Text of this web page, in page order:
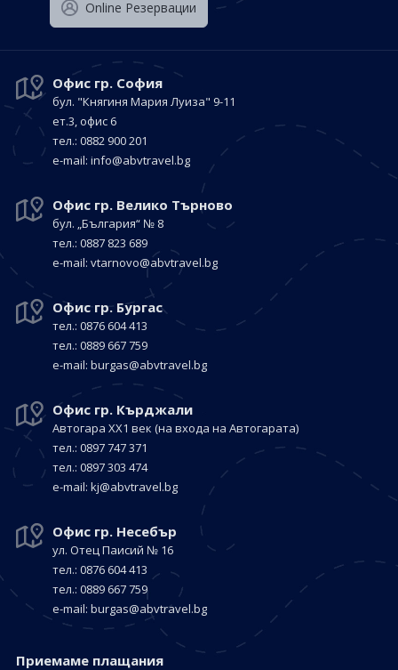
Оnline Резервации
Офис гр. София
бул. "Княгиня Мария Луиза" 9-11
ет.3, офис 6
тел.: 0882 900 201
е-mail: info@abvtravel.bg
Офис гр. Велико Търново
бул. „България“ № 8
тел.: 0887 823 689
е-mail: vtarnovo@abvtravel.bg
Офис гр. Бургас
тел.: 0876 604 413
тел.: 0889 667 759
е-mail: burgas@abvtravel.bg
Офис гр. Кърджали
Автогара ХХ1 век (на входа на Автогарата)
тел.: 0897 747 371
тел.: 0897 303 474
е-mail: kj@abvtravel.bg
Офис гр. Несебър
ул. Отец Паисий № 16
тел.: 0876 604 413
тел.: 0889 667 759
е-mail: burgas@abvtravel.bg
Приемaме плащания